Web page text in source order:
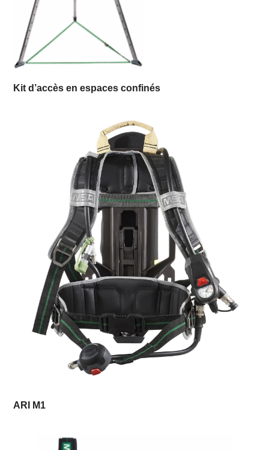
Kit d’accès en espaces confinés
ARI M1